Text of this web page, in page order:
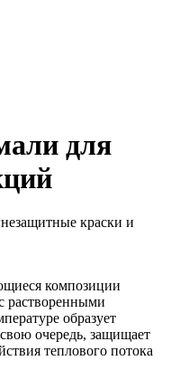
для
краски и
композиции
растворенными
образует
очередь, защищает
теплового потока